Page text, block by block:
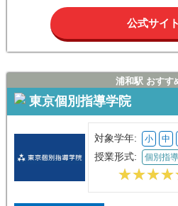
公式サイ
浦和駅 おすす
東京個別指導学院
対象学年: 小 中
授業形式: 個別指